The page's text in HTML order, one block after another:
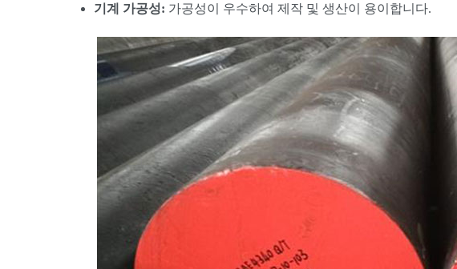
기계 가공성: 가공성이 우수하여 제작 및 생산이 용이합니다.